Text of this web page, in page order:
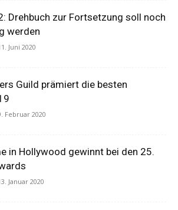
Drehbuch zur Fortsetzung soll noch
werden
Juni 2020
Guild prämiert die besten
Februar 2020
in Hollywood gewinnt bei den 25.
Januar 2020